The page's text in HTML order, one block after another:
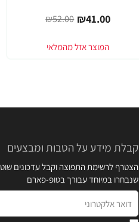
₪41.00
₪52.00
קבלת מידע על הטבות ומבצעים
הצטרף לרשימת התפוצה וקבל עדכונים
שנבחרו במיוחד עבורך בטופ-פארם
אלקטרוני